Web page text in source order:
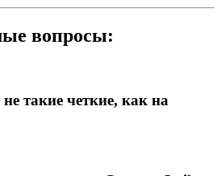
вопросы:
такие четкие, как на